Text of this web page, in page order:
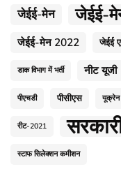
जेईई-मेन जेईई-
जेईई-मेन 2022 जेईई
डाक विभाग में भर्ती नीट यूजी
पीएचडी पीसीएस यूक्रेन
रीट-2021
स्टाफ सिलेक्शन कमीशन